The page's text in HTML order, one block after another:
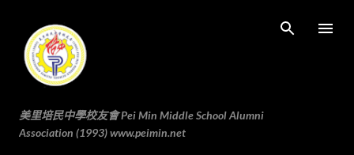
美里培民中學校友會 Pei Min Middle School Alumni
Association (1993) www.peimin.net